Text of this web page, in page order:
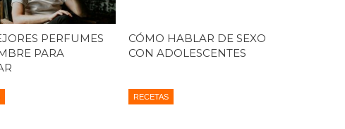
PERFUMES
PARA
CÓMO HABLAR DE SEXO
CON ADOLESCENTES
RECETAS